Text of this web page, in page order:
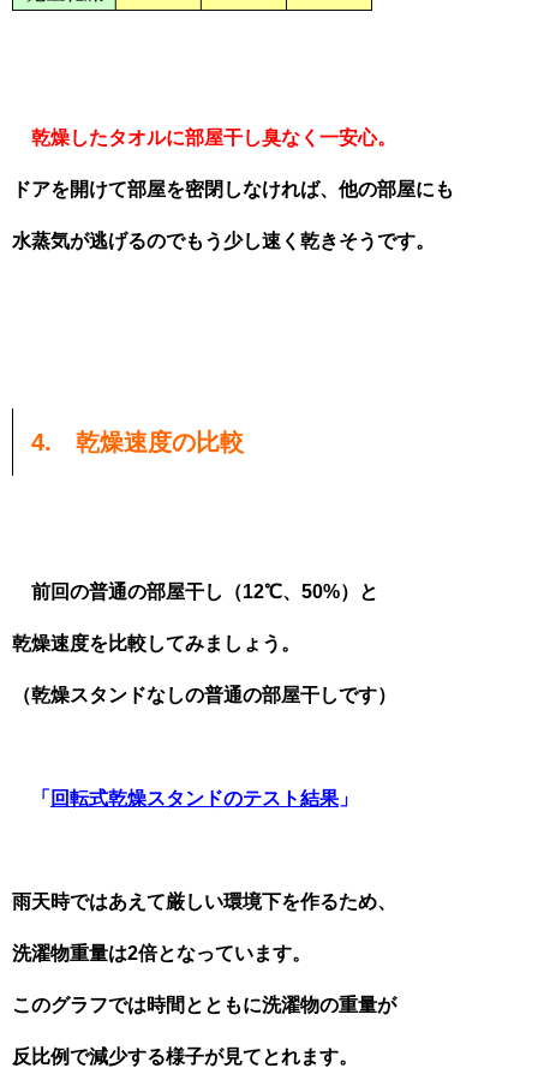
乾燥したタオルに部屋干し臭なく一安心。
ドアを開けて部屋を密閉しなければ、他の部屋にも
水蒸気が逃げるのでもう少し速く乾きそうです。
4. 乾燥速度の比較
前回の普通の部屋干し（12℃、50%）と
乾燥速度を比較してみましょう。
（乾燥スタンドなしの普通の部屋干しです）
「 回転式乾燥スタンドのテスト結果 」
雨天時ではあえて厳しい環境下を作るため、
洗濯物重量は2倍となっています。
このグラフでは時間とともに洗濯物の重量が
反比例で減少する様子が見てとれます。